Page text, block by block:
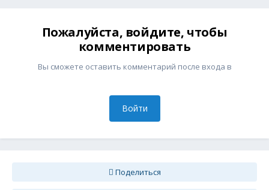
Пожалуйста, войдите, чтобы
комментировать
Вы сможете оставить комментарий после входа в
Войти
Поделиться